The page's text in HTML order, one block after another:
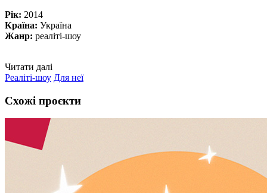
Рік: 2014
Країна: Україна
Жанр: реаліті-шоу
Читати далі
Реаліті-шоу Для неї
Схожі проєкти